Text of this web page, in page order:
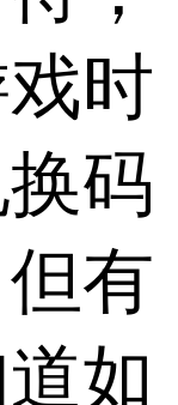
时
码
有
如